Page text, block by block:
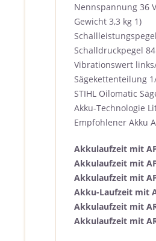
Nennspannung 36 V
Gewicht 3,3 kg 1)
Schalldruckpegel 84
Vibrationswert
Sägekettenteilung
STIHL Oilomatic
Akku-Technologie
Empfohlener Akku
Akkulaufzeit mit
Akkulaufzeit mit
Akkulaufzeit mit
Akku-Laufzeit mit
Akkulaufzeit mit
Akkulaufzeit mit